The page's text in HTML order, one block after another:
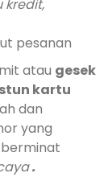
kredit,
pesanan
atau gesek
kartu
dan
yang
.